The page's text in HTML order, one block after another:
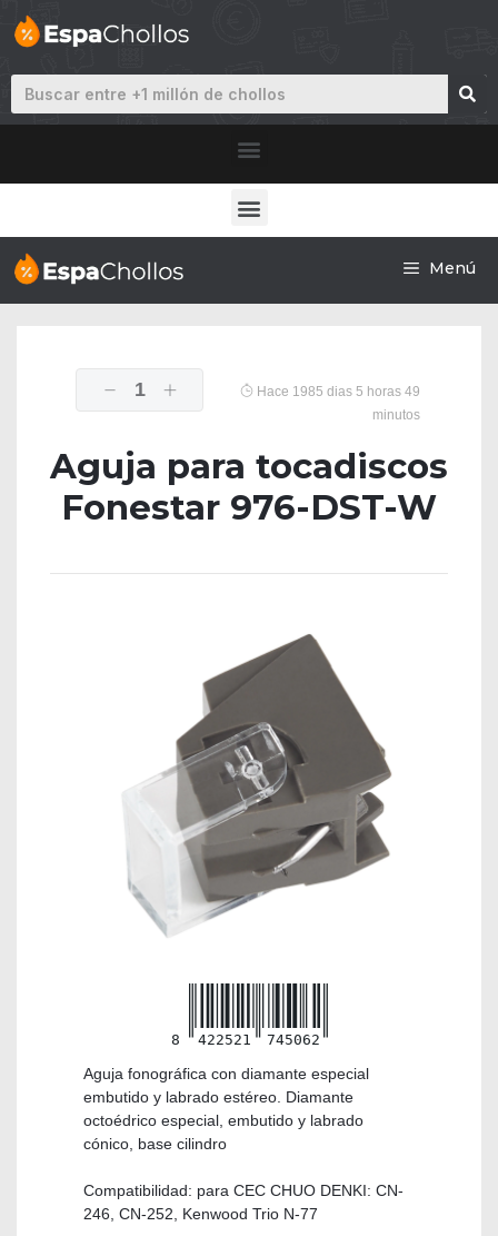
Menú
1
Hace 1985 dias 5 horas 49
minutos
Aguja para tocadiscos
Fonestar 976-DST-W
8 422521 745062
Aguja fonográfica con diamante especial
embutido y labrado estéreo. Diamante
octoédrico especial, embutido y labrado
cónico, base cilindro
Compatibilidad: para CEC CHUO DENKI: CN-
246, CN-252, Kenwood Trio N-77